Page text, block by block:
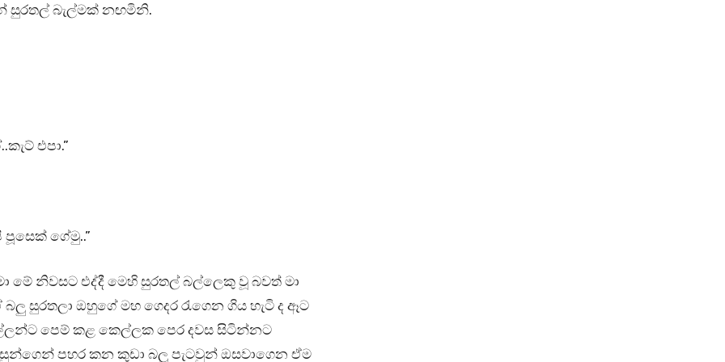
බැල්මක් නඟමිනි.
එපා.”
පූසෙක් ගේමු..”
මේ නිවසට එද්දී මෙහි සුරතල් බල්ලෙකු වූ බවත් මා
සුරතලා ඔහුගේ මහ ගෙදර රැගෙන ගිය හැටි ද ඈට
පෙම් කළ කෙල්ලක පෙර දවස සිටින්නට
පහර කන කුඩා බලු පැටවුන් ඔසවාගෙන ඒම